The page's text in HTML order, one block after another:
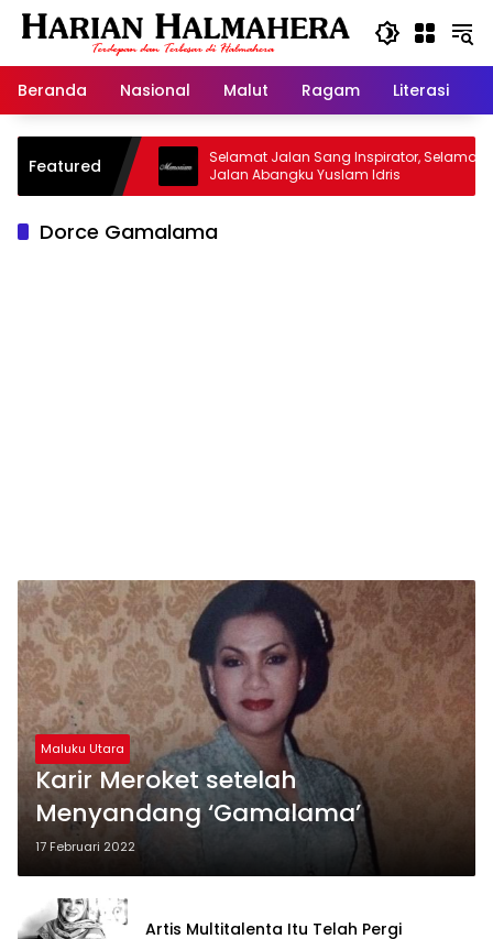
Langsung
Beranda
Nasional Malut Ragam Literasi
Featured
Warisan
Selamat Jalan Sang Inspirator, Selamat
Jalan Abangku Yuslam Idris
Dorce Gamalama
Maluku Utara
Karir Meroket setelah
Menyandang ‘Gamalama’
17 Februari 2022
Artis Multitalenta Itu Telah Pergi